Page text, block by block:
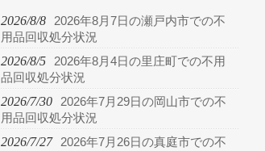
2026/8/8
2026年8月7日の瀬戸内市での不
用品回収処分状況
2026/8/5
2026年8月4日の里庄町での不用
品回収処分状況
2026/7/30
2026年7月29日の岡山市での不
用品回収処分状況
2026/7/27
2026年7月26日の真庭市での不